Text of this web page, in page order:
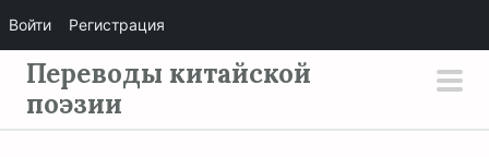
р
Переводы китайской
поэзии
Войти Регистрация